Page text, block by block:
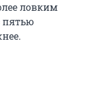
ловким
пятью